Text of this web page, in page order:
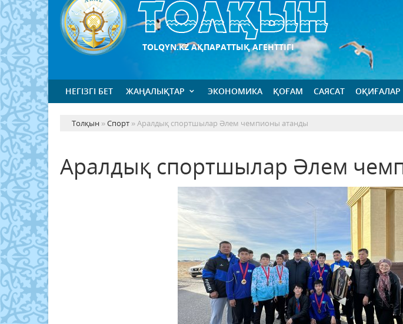
TOLQYN.KZ АҚПАРАТТЫҚ АГЕНТТІГІ
НЕГІЗГІ БЕТ ЖАҢАЛЫҚТАР ЭКОНОМИКА ҚОҒАМ САЯСАТ ОҚИҒАЛАР
Толқын »Спорт » Аралдық спортшылар Әлем чемпионы атанды
Аралдық спортшылар Әлем